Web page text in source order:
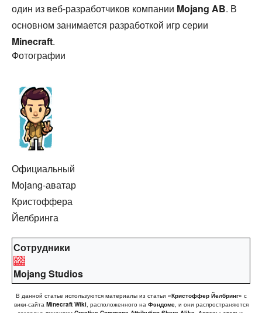
один из веб-разработчиков компании Mojang AB. В
основном занимается разработкой игр серии
Minecraft.
Фотографии
Официальный
Mojang-аватар
Кристоффера
Йелбринга
Сотрудники
Mojang Studios
В данной статье используются материалы из статьи «Кристоффер Йелбринг» с
вики-сайта Minecraft Wiki , расположенного на Фэндоме, и они распространяются